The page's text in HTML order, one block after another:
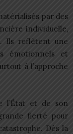
par des
individuelle,
Ils reflètent une
émotionnels et
à l’approche
l’État et de son
fierté pour
Dès la